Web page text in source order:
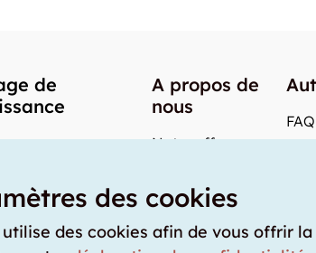
de
A propos de
nous
Notre offre
Notre team
Nos prix
FAQ
des cookies
des cookies afin de vous offrir